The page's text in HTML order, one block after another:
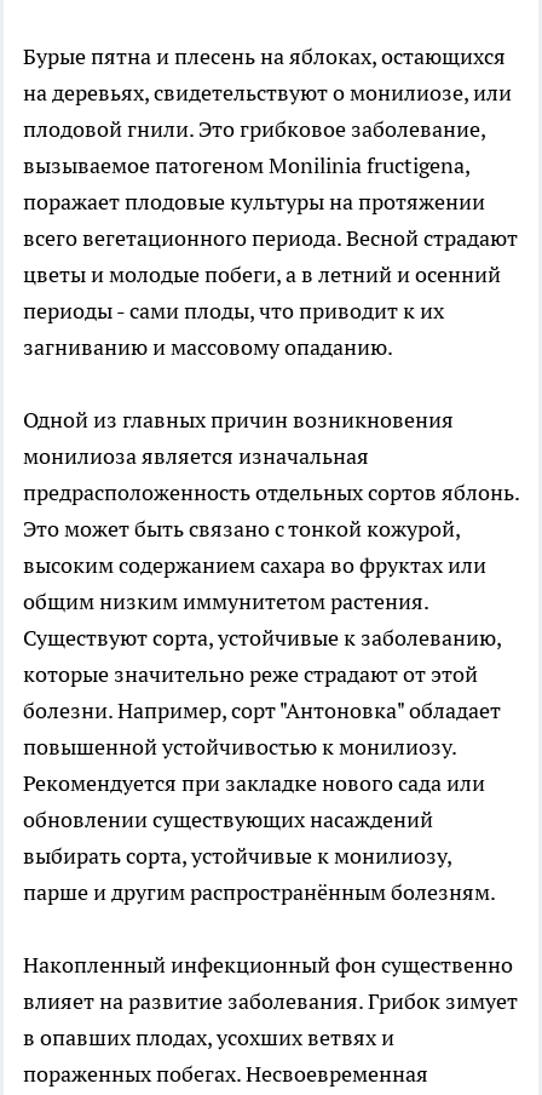
Бурые пятна и плесень на яблоках, остающихся
на деревьях, свидетельствуют о монилиозе, или
плодовой гнили. Это грибковое заболевание,
вызываемое патогеном Monilinia fructigena,
поражает плодовые культуры на протяжении
всего вегетационного периода. Весной страдают
цветы и молодые побеги, а в летний и осенний
периоды - сами плоды, что приводит к их
загниванию и массовому опаданию.
Одной из главных причин возникновения
монилиоза является изначальная
предрасположенность отдельных сортов яблонь.
Это может быть связано с тонкой кожурой,
высоким содержанием сахара во фруктах или
общим низким иммунитетом растения.
Существуют сорта, устойчивые к заболеванию,
которые значительно реже страдают от этой
болезни. Например, сорт "Антоновка" обладает
повышенной устойчивостью к монилиозу.
Рекомендуется при закладке нового сада или
обновлении существующих насаждений
выбирать сорта, устойчивые к монилиозу,
парше и другим распространённым болезням.
Накопленный инфекционный фон существенно
влияет на развитие заболевания. Грибок зимует
в опавших плодах, усохших ветвях и
пораженных побегах. Несвоевременная